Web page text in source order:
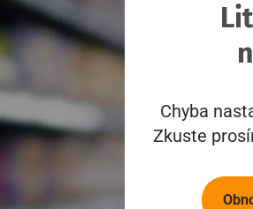
Chyba
Zkuste